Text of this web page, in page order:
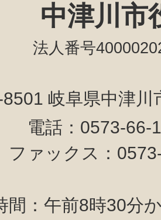
中津川市
法人番号
岐阜県中津
電話：0573-
ファックス：
間：午前8時30分